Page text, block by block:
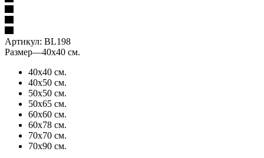
Артикул: BL198
Размер—40х40 см.
40х40 см.
40х50 см.
50х50 см.
50х65 см.
60х60 см.
60х78 см.
70х70 см.
70х90 см.